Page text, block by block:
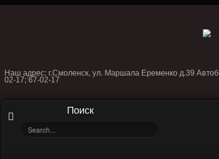
Наш адрес: г.Смоленск, ул. Маршала Еременко д.39
02-17; 67-02-17
Поиск